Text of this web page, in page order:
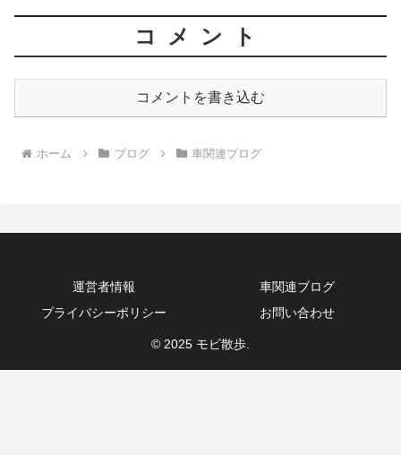
コメント
コメントを書き込む
ホーム ブログ 車関連ブログ
運営者情報
車関連ブログ
プライバシーポリシー
お問い合わせ
© 2025 モビ散歩.